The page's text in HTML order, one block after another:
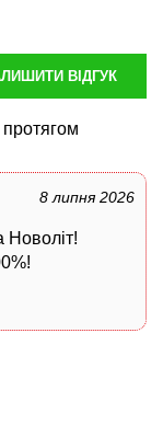
ВІДГУК
8 липня 2026
Новоліт!